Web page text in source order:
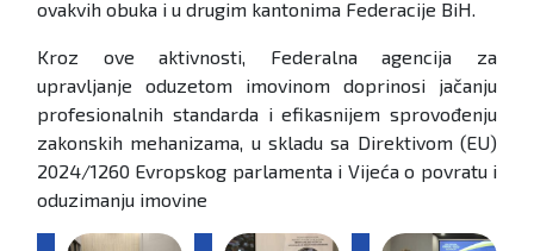
ovakvih obuka i u drugim kantonima Federacije BiH.
Kroz ove aktivnosti, Federalna agencija za
upravljanje oduzetom imovinom doprinosi jačanju
profesionalnih standarda i efikasnijem sprovođenju
zakonskih mehanizama, u skladu sa Direktivom (EU)
2024/1260 Evropskog parlamenta i Vijeća o povratu i
oduzimanju imovine